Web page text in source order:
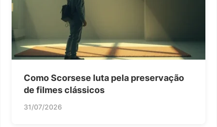
Como Scorsese luta pela preservação
de filmes clássicos
31/07/2026